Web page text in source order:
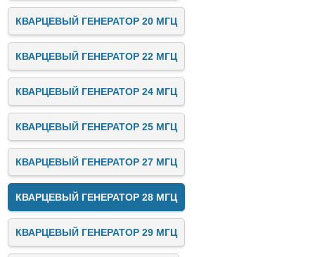
КВАРЦЕВЫЙ ГЕНЕРАТОР 20 МГЦ
КВАРЦЕВЫЙ ГЕНЕРАТОР 22 МГЦ
КВАРЦЕВЫЙ ГЕНЕРАТОР 24 МГЦ
КВАРЦЕВЫЙ ГЕНЕРАТОР 25 МГЦ
КВАРЦЕВЫЙ ГЕНЕРАТОР 27 МГЦ
КВАРЦЕВЫЙ ГЕНЕРАТОР 28 МГЦ
КВАРЦЕВЫЙ ГЕНЕРАТОР 29 МГЦ